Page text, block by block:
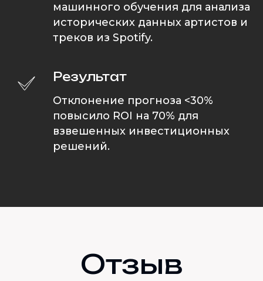
машинного обучения для анализа
исторических данных артистов и
треков из Spotify.
Результат
Отклонение прогноза <30%
повысило ROI на 70% для
взвешенных инвестиционных
решений.
Отзыв